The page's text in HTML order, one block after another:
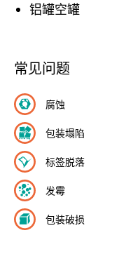
铝罐空罐
常见问题
腐蚀
包装塌陷
标签脱落
发霉
包装破损